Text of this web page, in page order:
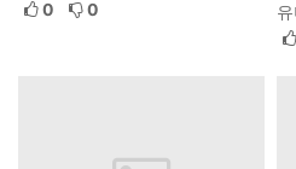
0
0